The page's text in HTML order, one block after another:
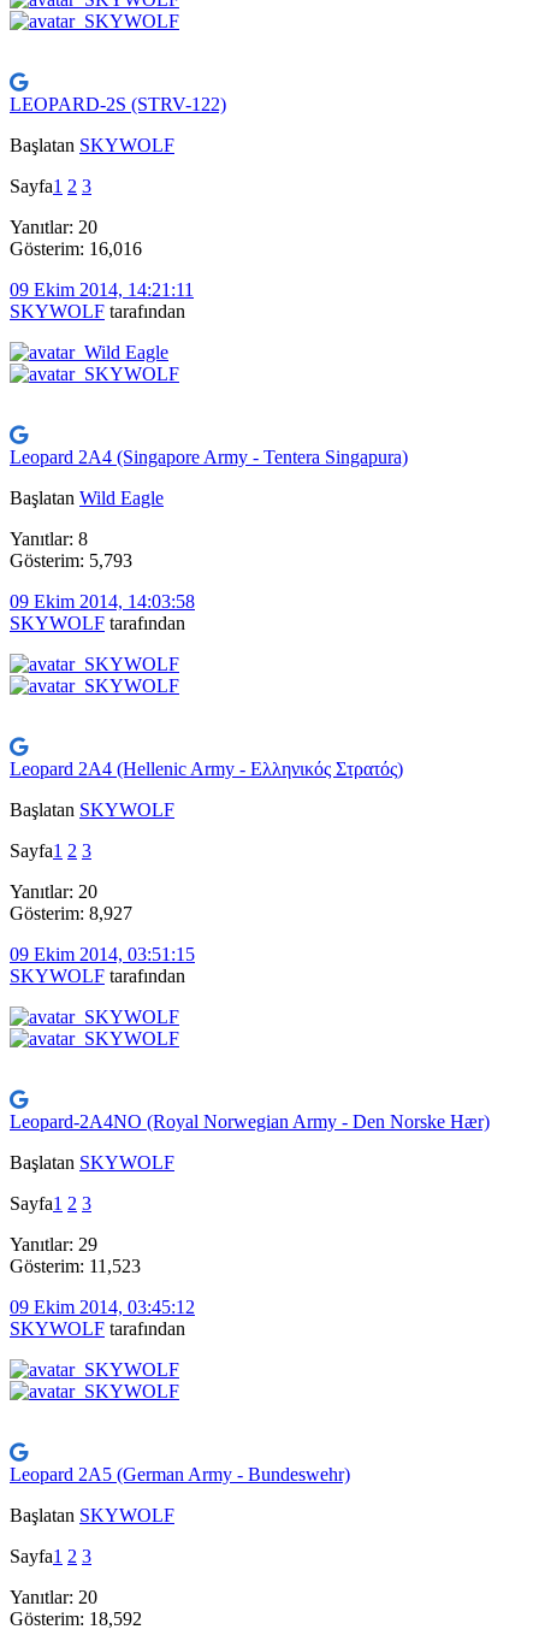
LEOPARD-2S (STRV-122)
Başlatan SKYWOLF
Sayfa1 2 3
Yanıtlar: 20
Gösterim: 16,016
09 Ekim 2014, 14:21:11
SKYWOLF tarafından
Leopard 2A4 (Singapore Army - Tentera Singapura)
Başlatan Wild Eagle
Yanıtlar: 8
Gösterim: 5,793
09 Ekim 2014, 14:03:58
SKYWOLF tarafından
Leopard 2A4 (Hellenic Army - Ελληνικός Στρατός)
Başlatan SKYWOLF
Sayfa1 2 3
Yanıtlar: 20
Gösterim: 8,927
09 Ekim 2014, 03:51:15
SKYWOLF tarafından
Leopard-2A4NO (Royal Norwegian Army - Den Norske Hær)
Başlatan SKYWOLF
Sayfa1 2 3
Yanıtlar: 29
Gösterim: 11,523
09 Ekim 2014, 03:45:12
SKYWOLF tarafından
Leopard 2A5 (German Army - Bundeswehr)
Başlatan SKYWOLF
Sayfa1 2 3
Yanıtlar: 20
Gösterim: 18,592